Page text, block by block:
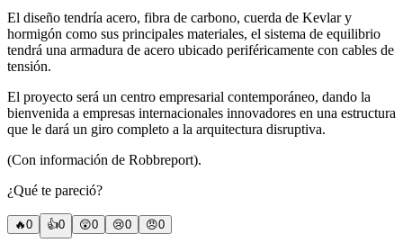
El diseño tendría acero, fibra de carbono, cuerda de Kevlar y
hormigón como sus principales materiales, el sistema de equilibrio
tendrá una armadura de acero ubicado periféricamente con cables de
tensión.
El proyecto será un centro empresarial contemporáneo, dando la
bienvenida a empresas internacionales innovadores en una estructura
que le dará un giro completo a la arquitectura disruptiva.
(Con información de Robbreport).
¿Qué te pareció?
🔥0 👍0 😲0 😢0 😠0